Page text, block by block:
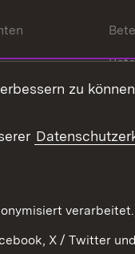
zu
X / Twitter